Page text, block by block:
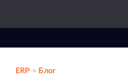
ERP • Блог